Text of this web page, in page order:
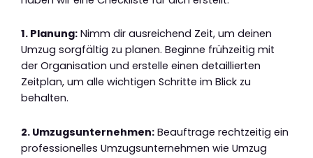
1. Planung: Nimm dir ausreichend Zeit, um deinen
Umzug sorgfältig zu planen. Beginne frühzeitig mit
der Organisation und erstelle einen detaillierten
Zeitplan, um alle wichtigen Schritte im Blick zu
behalten.
2. Umzugsunternehmen: Beauftrage rechtzeitig ein
professionelles Umzugsunternehmen wie Umzug